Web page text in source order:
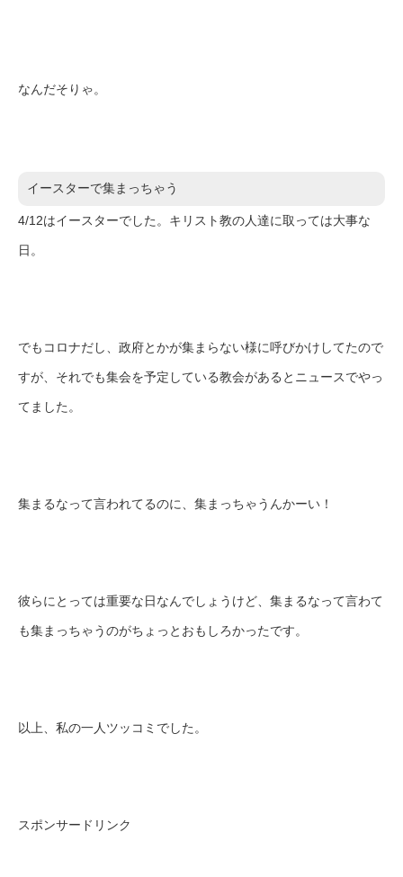
なんだそりゃ。
イースターで集まっちゃう
4/12はイースターでした。キリスト教の人達に取っては大事な
日。
でもコロナだし、政府とかが集まらない様に呼びかけしてたので
すが、それでも集会を予定している教会があるとニュースでやっ
てました。
集まるなって言われてるのに、集まっちゃうんかーい！
彼らにとっては重要な日なんでしょうけど、集まるなって言わて
も集まっちゃうのがちょっとおもしろかったです。
以上、私の一人ツッコミでした。
スポンサードリンク